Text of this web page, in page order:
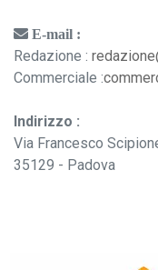
E-mail :
Redazione :
Commerciale :
Indirizzo :
Via Francesco
35129 - Padova